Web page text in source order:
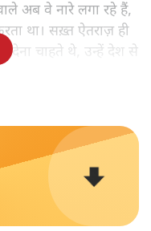
अब वे नारे लगा रहे हैं,
था। सख़्त ऐतराज़ ही
देना चाहते थे, उन्हें देश से